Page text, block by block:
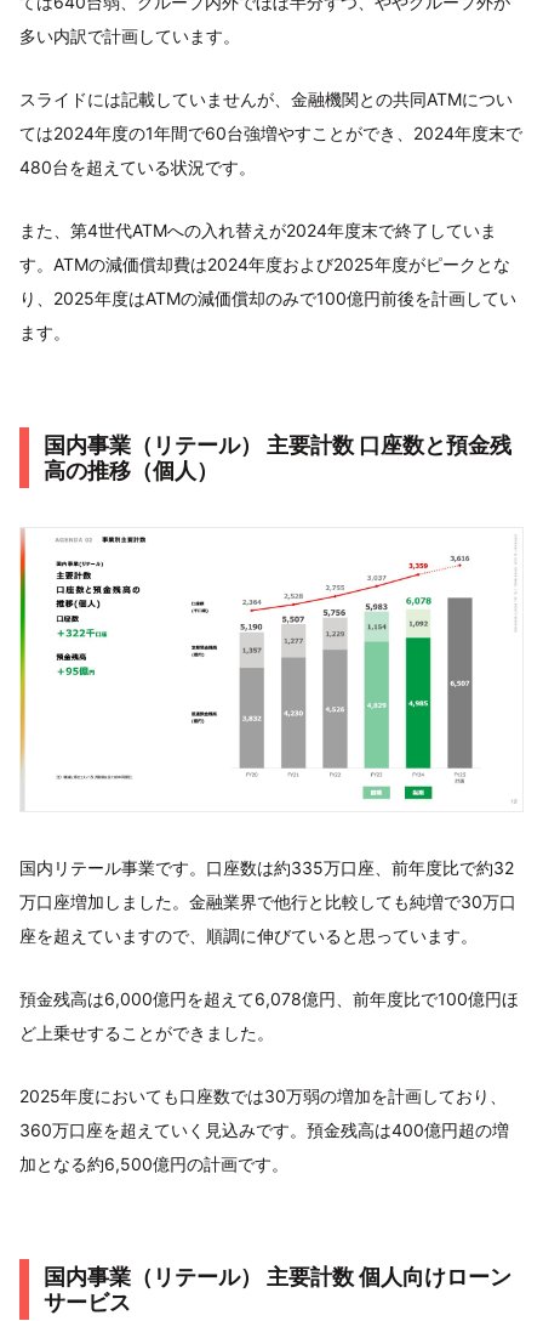
多い内訳で計画しています。
スライドには記載していませんが、金融機関との共同ATMについ
ては2024年度の1年間で60台強増やすことができ、2024年度末で
480台を超えている状況です。
また、第4世代ATMへの入れ替えが2024年度末で終了していま
す。ATMの減価償却費は2024年度および2025年度がピークとな
り、2025年度はATMの減価償却のみで100億円前後を計画してい
ます。
国内事業（リテール） 主要計数 口座数と預金残
高の推移（個人）
国内リテール事業です。口座数は約335万口座、前年度比で約32
万口座増加しました。金融業界で他行と比較しても純増で30万口
座を超えていますので、順調に伸びていると思っています。
預金残高は6,000億円を超えて6,078億円、前年度比で100億円ほ
ど上乗せすることができました。
2025年度においても口座数では30万弱の増加を計画しており、
360万口座を超えていく見込みです。預金残高は400億円超の増
加となる約6,500億円の計画です。
国内事業（リテール） 主要計数 個人向けローン
サービス